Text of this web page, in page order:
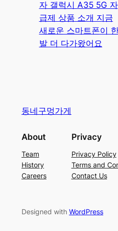
자 갤럭시 A35 5G 자
급제 상품 소개 지금
새로운 스마트폰이
발 더 다가왔어요
동네구멍가게
About
Team
History
Careers
Privacy
Privacy Policy
Terms and
Contact Us
Designed with WordPress